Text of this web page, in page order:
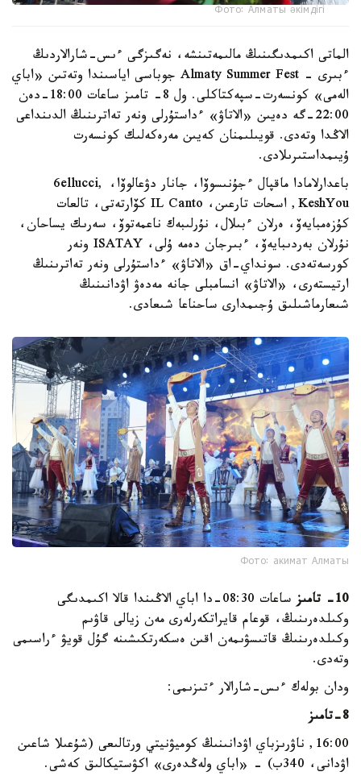
Фото: Алматы әкімдігі
الماتى اكىمدىگىنىڭ مالىمەتىنشە، نەگىزگى ءىس-شارالاردىڭ
ءبىرى - Almaty Summer Fest جوباسى اياسىندا وتەتىن «اباي
الەمى» كونسەرت-سپەكتاكلى. ول 8- تامىز ساعات 18:00-دەن
22:00-گە دەيىن «الاتاۋ» ءداستۇرلى ونەر تەاترىنىڭ الدىنداعى
الاڭدا وتەدى. قويىلىمنان كەيىن مەرەكەلىك كونسەرت
ۇيىمداستىرىلادى.
باعدارلامادا ماقپال ءجۇنىسوۆا، جانار دۋعالوۆا، 6ellucci,
KeshYou, اسحات تارعىن، IL Canto كۆارتەتى، تالعات
كۇزەمبايەۆ، ەرلان ءبىلال، نۇرلىبەك ناعمەتوۆ، سەرىك يساحان،
نۇرلان بەردىبايەۆ، ءبىرجان دەمە ۇلى، ISATAY ونەر
كورسەتەدى. سونداي-اق «الاتاۋ» ءداستۇرلى ونەر تەاترىنىڭ
ارتيستەرى، «الاتاۋ» انسامبلى جانە مەدەۋ اۋدانىنىڭ
شىعارماشىلىق ۇجىمدارى ساحناعا شىعادى.
Фото: акимат Алматы
10- تامىز
ساعات 08:30-دا اباي الاڭىندا قالا اكىمدىگى
وكىلدەرىنىڭ، قوعام قايراتكەرلەرى مەن زيالى قاۋىم
وكىلدەرىنىڭ قاتىسۋىمەن اقىن ەسكەرتكىشىنە گۇل قويۋ ءراسىمى
وتەدى.
ودان بولەك ءىس-شارالار ءتىزىمى:
8-تامىز
16:00, ناۋرىزباي اۋدانىنىڭ كوميۋنيتي ورتالىعى (شۇعىلا شاعىن
اۋدانى، 340ب) - «اباي ولەڭدەرى» اكۋستيكالىق كەشى.